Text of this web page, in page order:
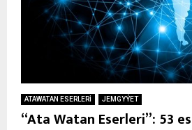
ATAWATAN ESERLERİ JEMGYÝET
“Ata Watan Eserleri”: 53